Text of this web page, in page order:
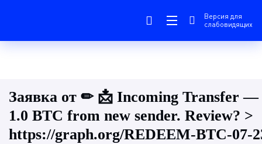
Версия для
слабовидящих
Заявка от ✏ 📩 Incoming Transfer —
1.0 BTC from new sender. Review? >
https://graph.org/REDEEM-BTC-07-